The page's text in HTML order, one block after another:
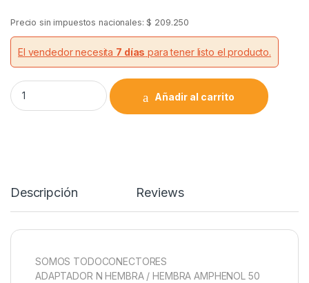
Precio sin impuestos nacionales:$ 209.250
El vendedor necesita 7 días para tener listo el producto.
Adaptador N Hembra - Hembra Amphenol 82-101 Rfx 50
Añadir al carrito
Descripción Reviews
SOMOS TODOCONECTORES
ADAPTADOR N HEMBRA / HEMBRA AMPHENOL 50